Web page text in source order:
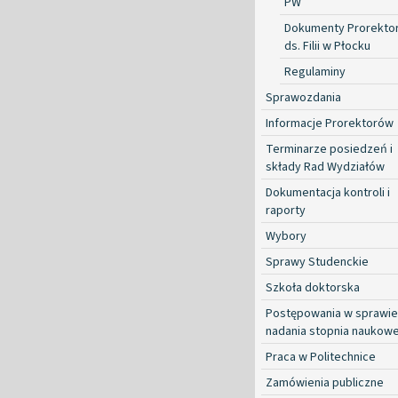
Dokumenty
ds. Filii w Płocku
Regulaminy
Sprawozdania
Informacje Prorektorów
Terminarze posiedzeń i
składy Rad Wydziałów
Dokumentacja kontroli i
raporty
Wybory
Sprawy Studenckie
Szkoła doktorska
Postępowania w sprawie
nadania stopnia
Praca w Politechnice
Zamówienia publiczne